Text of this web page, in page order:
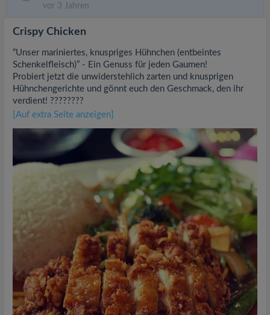
vor 3 Jahren
Crispy Chicken
“Unser mariniertes, knuspriges Hühnchen (entbeintes
Schenkelfleisch)” - Ein Genuss für jeden Gaumen!
Probiert jetzt die unwiderstehlich zarten und knusprigen
Hühnchengerichte und gönnt euch den Geschmack, den ihr
verdient! ????????
[Auf extra Seite anzeigen]